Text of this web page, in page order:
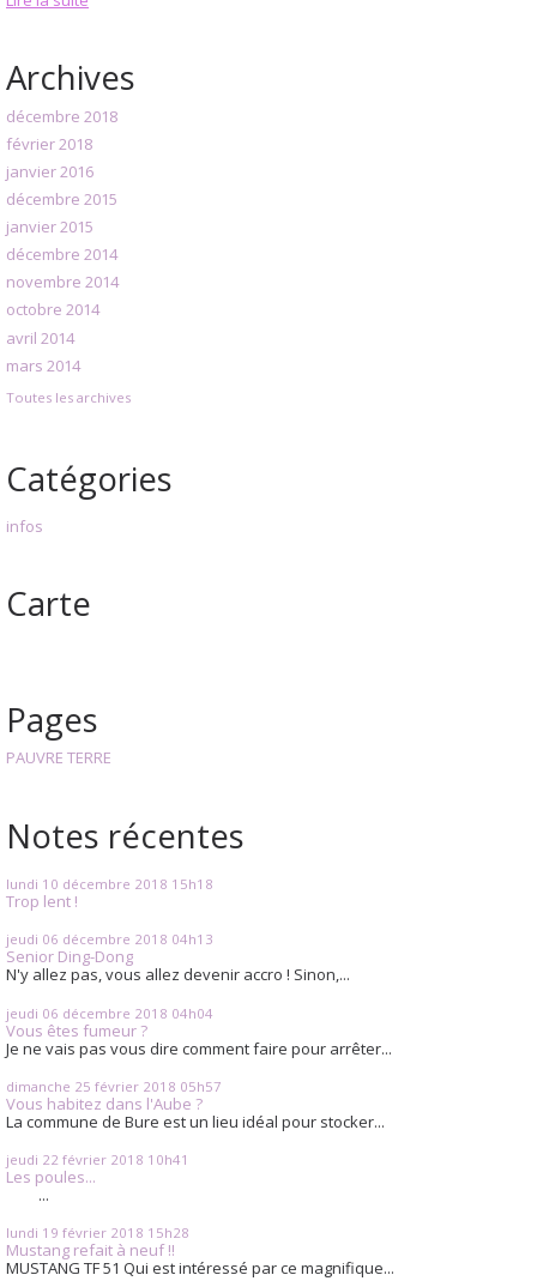
Archives
décembre 2018
février 2018
janvier 2016
décembre 2015
janvier 2015
décembre 2014
novembre 2014
octobre 2014
avril 2014
mars 2014
Toutes les archives
Catégories
infos
Carte
Pages
PAUVRE TERRE
Notes récentes
lundi 10 décembre 2018 15h18
Trop lent !
jeudi 06 décembre 2018 04h13
Senior Ding-Dong
N'y allez pas, vous allez devenir accro ! Sinon,...
jeudi 06 décembre 2018 04h04
Vous êtes fumeur ?
Je ne vais pas vous dire comment faire pour arrêter...
dimanche 25 février 2018 05h57
Vous habitez dans l'Aube ?
La commune de Bure est un lieu idéal pour stocker...
jeudi 22 février 2018 10h41
Les poules...
...
lundi 19 février 2018 15h28
Mustang refait à neuf !!
MUSTANG TF 51 Qui est intéressé par ce magnifique...